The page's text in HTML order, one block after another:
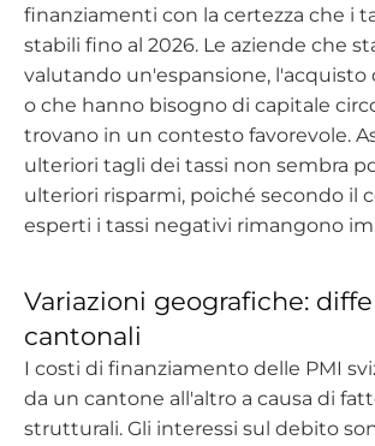
finanziamenti con la certezza che i
stabili fino al 2026. Le aziende che
valutando un'espansione, l'acquisto
o che hanno bisogno di capitale
trovano in un contesto favorevole.
ulteriori tagli dei tassi non sembra
ulteriori risparmi, poiché secondo il
esperti i tassi negativi rimangono
Variazioni geografiche:
cantonali
I costi di finanziamento delle PMI
da un cantone all'altro a causa di
strutturali. Gli interessi sul debito